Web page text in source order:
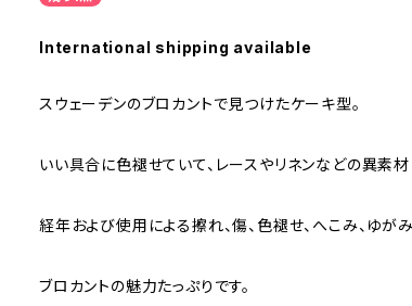
International shipping available
スウェーデンのブロカントで見つけたケーキ型。
いい具合に色褪せていて、レースやリネンなどの異素
経年および使用による擦れ、傷、色褪せ、へこみ、ゆが
ブロカントの魅力たっぷりです。